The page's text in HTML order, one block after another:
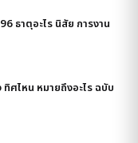
ธาตุอะไร นิสัย การงาน
ทิศไหน หมายถึงอะไร ฉบับ